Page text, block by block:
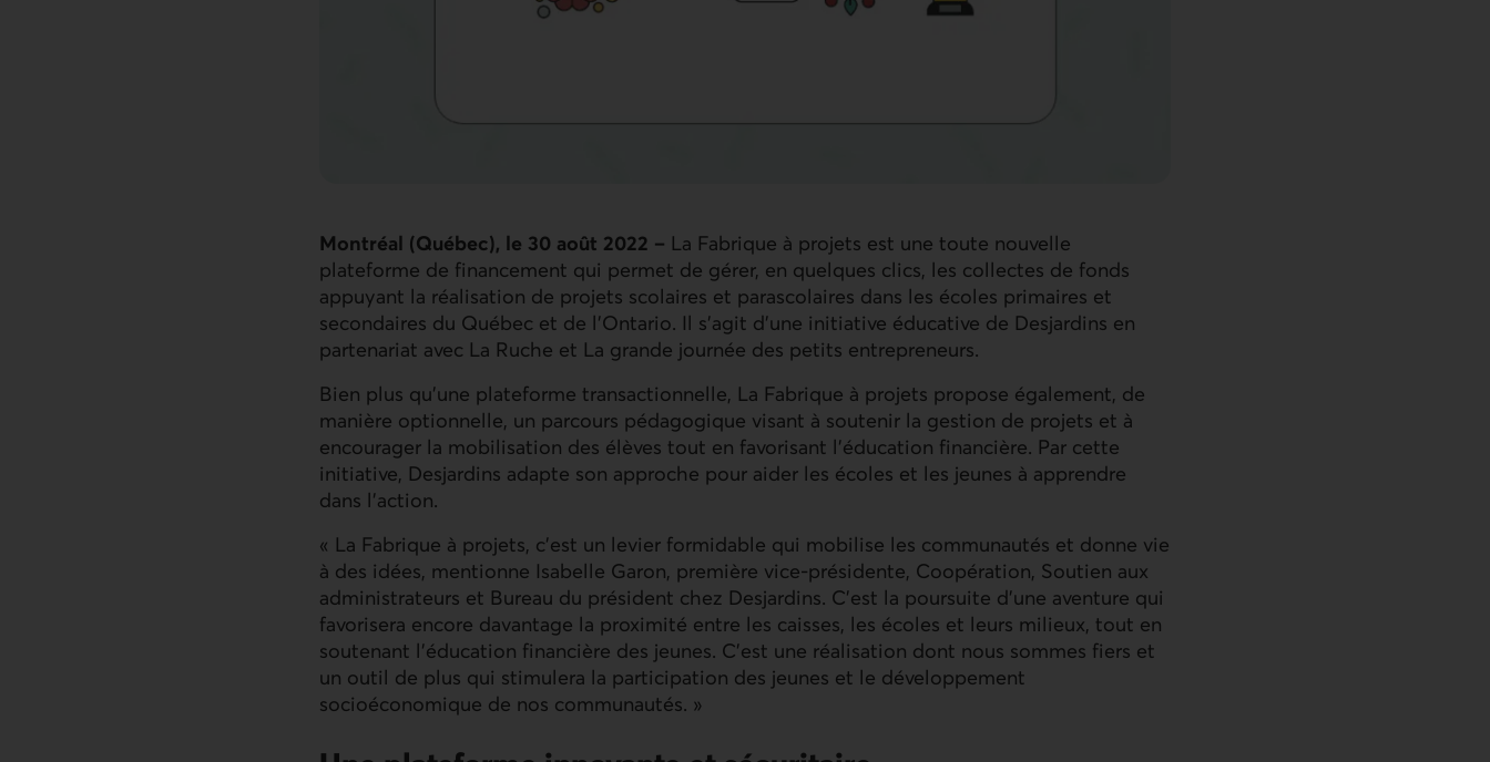
Montréal (Québec), le 30 août 2022 – La Fabrique à projets est une toute nouvelle
plateforme de financement qui permet de gérer, en quelques clics, les collectes de fonds
appuyant la réalisation de projets scolaires et parascolaires dans les écoles primaires et
secondaires du Québec et de l’Ontario. Il s’agit d’une initiative éducative de Desjardins en
partenariat avec La Ruche et La grande journée des petits entrepreneurs.
Bien plus qu’une plateforme transactionnelle, La Fabrique à projets propose également, de
manière optionnelle, un parcours pédagogique visant à soutenir la gestion de projets et à
encourager la mobilisation des élèves tout en favorisant l’éducation financière. Par cette
initiative, Desjardins adapte son approche pour aider les écoles et les jeunes à apprendre
dans l’action.
« La Fabrique à projets, c’est un levier formidable qui mobilise les communautés et donne vie
à des idées, mentionne Isabelle Garon, première vice-présidente, Coopération, Soutien aux
administrateurs et Bureau du président chez Desjardins. C’est la poursuite d’une aventure qui
favorisera encore davantage la proximité entre les caisses, les écoles et leurs milieux, tout en
soutenant l’éducation financière des jeunes. C’est une réalisation dont nous sommes fiers et
un outil de plus qui stimulera la participation des jeunes et le développement
socioéconomique de nos communautés. »